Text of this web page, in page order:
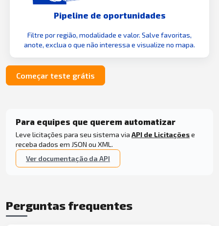
Pipeline de oportunidades
Filtre por região, modalidade e valor. Salve favoritas,
anote, exclua o que não interessa e visualize no mapa.
Começar teste grátis
Para equipes que querem automatizar
Leve licitações para seu sistema via API de Licitaçõese
receba dados em JSON ou XML.
Ver documentação da API
Perguntas frequentes